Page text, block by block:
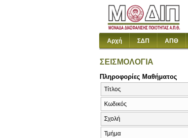
Αρχή ΣΔΠ ΑΠΘ
ΣΕΙΣΜΟΛΟΓΙΑ
Πληροφορίες Μαθήματος
Τίτλος
Κωδικός
Σχολή
Τμήμα